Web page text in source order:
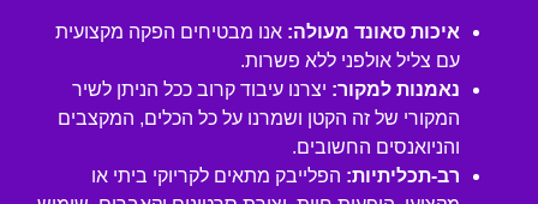
איכות סאונד מעולה: אנו מבטיחים הפקה מקצועית
עם צליל אולפני ללא פשרות.
נאמנות למקור: יצרנו עיבוד קרוב ככל הניתן לשיר
המקורי של זה הקטן ושמרנו על כל הכלים, המקצבים
והניואנסים החשובים.
רב-תכליתיות: הפלייבק מתאים לקריוקי ביתי או